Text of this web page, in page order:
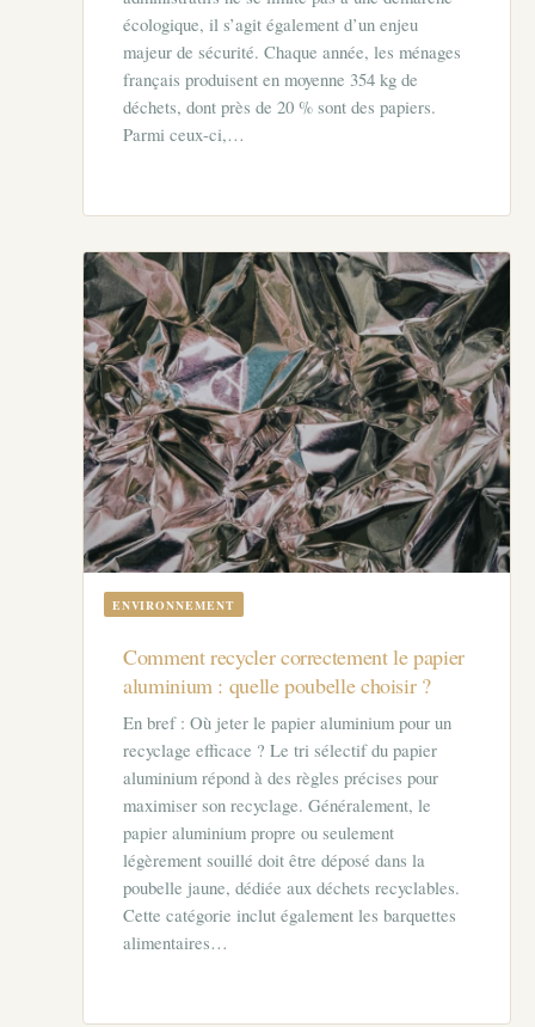
écologique, il s’agit également d’un enjeu
majeur de sécurité. Chaque année, les ménages
français produisent en moyenne 354 kg de
déchets, dont près de 20 % sont des papiers.
Parmi ceux-ci,…
ENVIRONNEMENT
Comment recycler correctement le papier
aluminium : quelle poubelle choisir ?
En bref : Où jeter le papier aluminium pour un
recyclage efficace ? Le tri sélectif du papier
aluminium répond à des règles précises pour
maximiser son recyclage. Généralement, le
papier aluminium propre ou seulement
légèrement souillé doit être déposé dans la
poubelle jaune, dédiée aux déchets recyclables.
Cette catégorie inclut également les barquettes
alimentaires…